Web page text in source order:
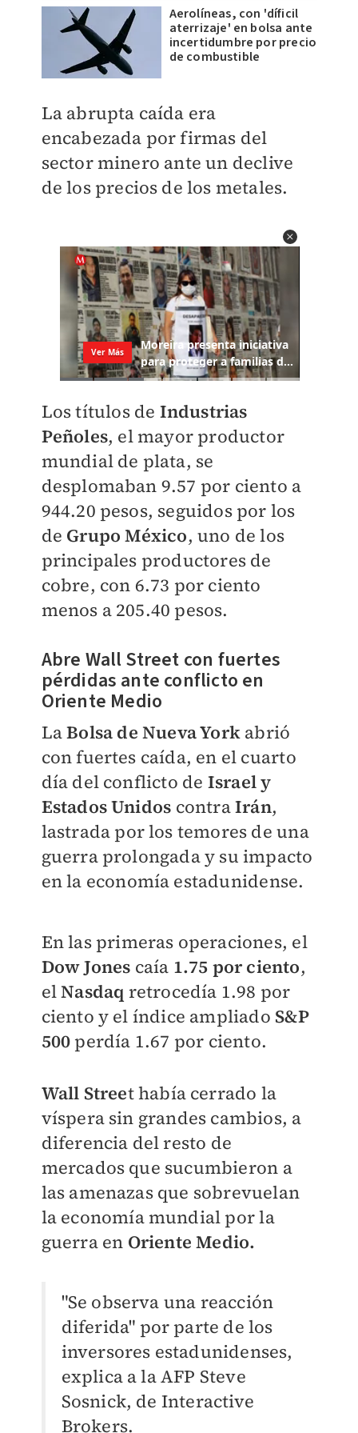
Aerolíneas, con 'díficil
aterrizaje' en bolsa ante
incertidumbre por precio
de combustible
La abrupta caída era
encabezada por firmas del
sector minero ante un declive
de los precios de los metales.
Los títulos de Industrias
Peñoles, el mayor productor
mundial de plata, se
desplomaban 9.57 por ciento a
944.20 pesos, seguidos por los
de Grupo México, uno de los
principales productores de
cobre, con 6.73 por ciento
menos a 205.40 pesos.
Abre Wall Street con fuertes
pérdidas ante conflicto en
Oriente Medio
LaBolsa de Nueva York abrió
con fuertes caída, en el cuarto
día del conflicto de Israel y
Estados Unidos contraIrán,
lastrada por los temores de una
guerra prolongada y su impacto
en la economía estadunidense.
En las primeras operaciones, el
Dow Jones caía 1.75 por ciento,
elNasdaq retrocedía 1.98 por
ciento y el índice ampliado S&P
500 perdía 1.67 por ciento.
Wall Street había cerrado la
víspera sin grandes cambios, a
diferencia del resto de
mercados que sucumbieron a
las amenazas que sobrevuelan
la economía mundial por la
guerra en Oriente Medio.
"Se observa una reacción
diferida" por parte de los
inversores estadunidenses,
explica a la AFP Steve
Sosnick, de Interactive
Brokers.